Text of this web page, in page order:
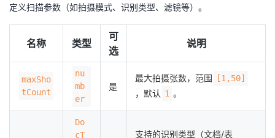
定义扫描参数（如拍摄模式、识别类型、滤镜等）。
名称 类型
可
选
说明
maxSho
tCount
nu
mb
er
是
最大拍摄张数，范围 [1,50]
，默认 1 。
Do
cT
支持的识别类型（文档/表